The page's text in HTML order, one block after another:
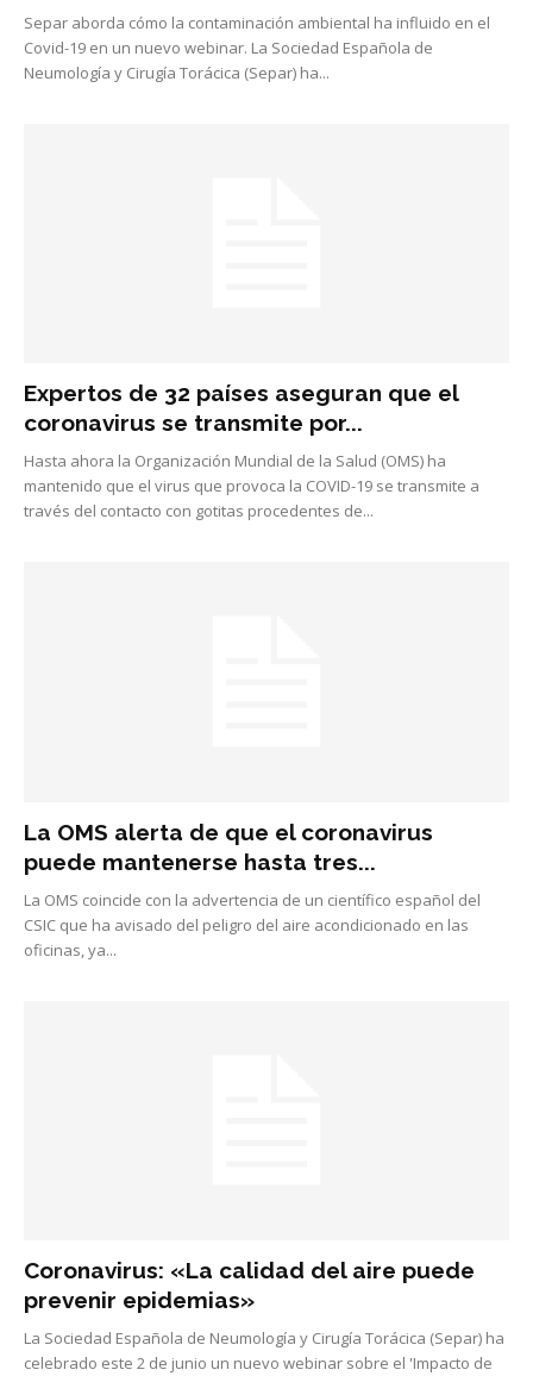
Separ aborda cómo la contaminación ambiental ha influido en el
Covid-19 en un nuevo webinar. La Sociedad Española de
Neumología y Cirugía Torácica (Separ) ha...
Expertos de 32 países aseguran que el
coronavirus se transmite por...
Hasta ahora la Organización Mundial de la Salud (OMS) ha
mantenido que el virus que provoca la COVID-19 se transmite a
través del contacto con gotitas procedentes de...
La OMS alerta de que el coronavirus
puede mantenerse hasta tres...
La OMS coincide con la advertencia de un científico español del
CSIC que ha avisado del peligro del aire acondicionado en las
oficinas, ya...
Coronavirus: «La calidad del aire puede
prevenir epidemias»
La Sociedad Española de Neumología y Cirugía Torácica (Separ) ha
celebrado este 2 de junio un nuevo webinar sobre el 'Impacto de